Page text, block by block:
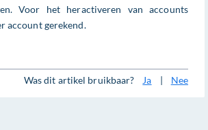
Voor het heractiveren van accounts
account gerekend.
Was dit artikel bruikbaar? Ja | Nee